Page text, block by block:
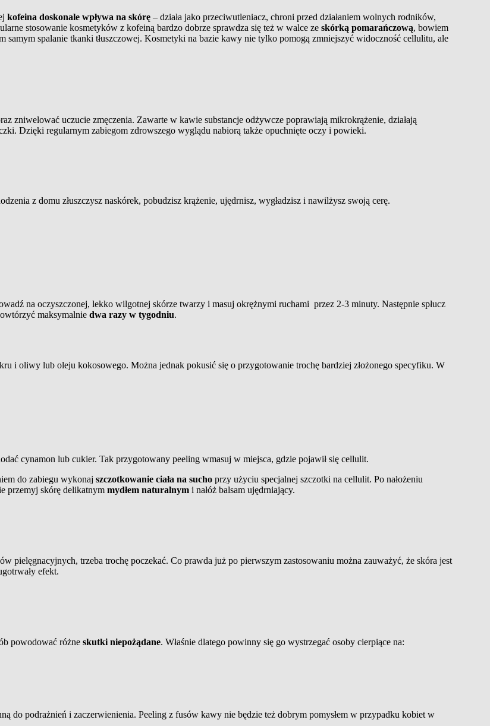
kofeina doskonale wpływa na skórę – działa jako przeciwutleniacz, chroni przed działaniem wolnych rodników,
stosowanie kosmetyków z kofeiną bardzo dobrze sprawdza się też w walce ze skórką pomarańczową, bowiem
spalanie tkanki tłuszczowej. Kosmetyki na bazie kawy nie tylko pomogą zmniejszyć widoczność cellulitu, ale
zniwelować uczucie zmęczenia. Zawarte w kawie substancje odżywcze poprawiają mikrokrążenie, działają
Dzięki regularnym zabiegom zdrowszego wyglądu nabiorą także opuchnięte oczy i powieki.
z domu złuszczysz naskórek, pobudzisz krążenie, ujędrnisz, wygładzisz i nawilżysz swoją cerę.
na oczyszczonej, lekko wilgotnej skórze twarzy i masuj okrężnymi ruchami przez 2-3 minuty. Następnie spłucz
maksymalnie dwa razy w tygodniu.
i oliwy lub oleju kokosowego. Można jednak pokusić się o przygotowanie trochę bardziej złożonego specyfiku. W
cynamon lub cukier. Tak przygotowany peeling wmasuj w miejsca, gdzie pojawił się cellulit.
do zabiegu wykonaj szczotkowanie ciała na sucho przy użyciu specjalnej szczotki na cellulit. Po nałożeniu
przemyj skórę delikatnym mydłem naturalnym i nałóż balsam ujędrniający.
pielęgnacyjnych, trzeba trochę poczekać. Co prawda już po pierwszym zastosowaniu można zauważyć, że skóra jest
efekt.
powodować różne skutki niepożądane. Właśnie dlatego powinny się go wystrzegać osoby cierpiące na:
do podrażnień i zaczerwienienia. Peeling z fusów kawy nie będzie też dobrym pomysłem w przypadku kobiet w